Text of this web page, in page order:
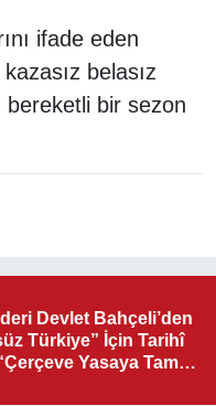
ifade eden
belasız
bereketli bir sezon
Devlet Bahçeli’den
Türkiye” İçin Tarihî
Yasaya Tam